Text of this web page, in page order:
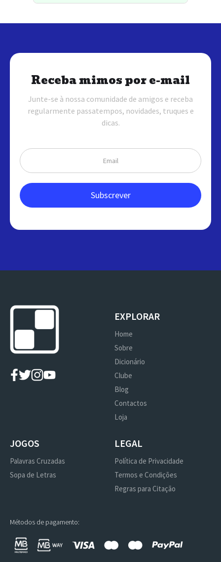
Receba mimos por e-mail
Junte-se à nossa comunidade de amigos e receba
regularmente passatempos, novidades, truques e
dicas.
EXPLORAR
Home
Sobre
Dicionário
Clube
Blog
Contactos
Loja
JOGOS
Palavras Cruzadas
Sopa de Letras
LEGAL
Política de Privacidade
Termos e Condições
Regras para Citação
Métodos de pagamento: